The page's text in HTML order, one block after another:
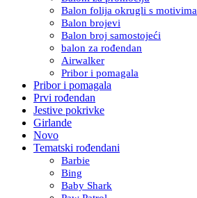
Balon folija okrugli s motivima
Balon brojevi
Balon broj samostojeći
balon za rođendan
Airwalker
Pribor i pomagala
Pribor i pomagala
Prvi rođendan
Jestive pokrivke
Girlande
Novo
Tematski rođendani
Barbie
Bing
Baby Shark